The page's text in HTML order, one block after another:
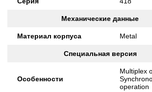
Механические данные
Материал корпуса Metal
Специальная версия
Особенности
Multiplex
operation